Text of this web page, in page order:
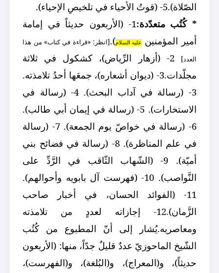
الصّلاة).5- (قوتُ الأحياء في تلخيصِ الإحياء).
* كُتُب متعدّدة: 1- (الأربعون حديثاً في إمامة
أمير المؤمنين عليه السلام).[انظر: «قراءة في كتاب» من هذا
العدد]
2- (أزهار الرِّياض)، كشكول في ثلاثة
مجلّدات.3- (ديوان أشعاره)، جمعَها أحدُ تلامذته.
3- (رسالة في آداب البحث).
4- (رسالة في
الاستخارات). 5- (رسالة في إيمان أبي طالب).
6- (رسالة في خواصّ يوم الجمعة).
7- (رسالة
في علم المناظرة). 8- (رسالة في فضائح بني
أميّة).
9- (الشّهاب الثّاقب في الرَّدِّ على
النَّواصب). 10- (فهرست آل بابويه وأحوالهم).
11- (الفوائد الحسان، في أخبار صاحب
الزَّمان).
12- إجازاته لعددٍ من تلامذته
ومعاصريه.يُشار إلى أنّ المطبوع من كُتُب
الشّيخ الماحوزيّ عددٌ قليلٌ جدّاً، منها: (الأربعون
حديثاً)، و(المعراج)، و(البُلغة)، و(الفهرست)،